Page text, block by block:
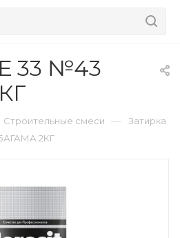
33 №43
Строительные смеси — Затирка
2КГ